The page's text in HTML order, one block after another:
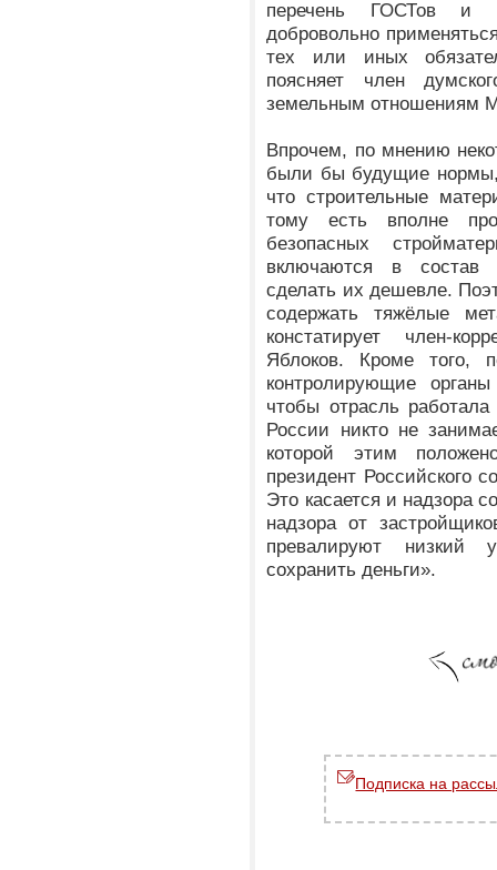
перечень ГОСТов и
добровольно
тех или иных
поясняет член
земельным отношениям
Впрочем, по мнению
были бы будущие нормы,
что строительные
тому есть вполне
безопасных
включаются в состав
сделать их дешевле.
содержать тяжёлые
констатирует член-
Яблоков. Кроме того,
контролирующие
чтобы отрасль
России никто не
которой этим
президент Российского
Это касается и надзора
надзора от
превалируют низкий
сохранить деньги».
Подписка на